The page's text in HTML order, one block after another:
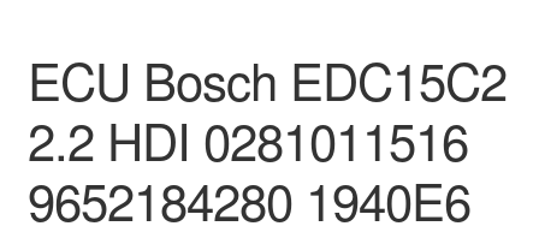
Zasady i warunki
ECU Bosch EDC15C2
2.2 HDI 0281011516
9652184280 1940E6